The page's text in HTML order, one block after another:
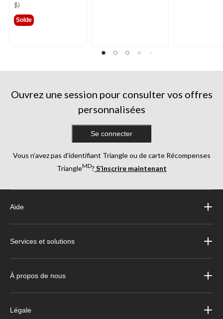
$)
Solde
Ouvrez une session pour consulter vos offres
personnalisées
Se connecter
Vous n’avez pas d’identifiant Triangle ou de carte Récompenses
TriangleMD? S’inscrire maintenant
Aide
Services et solutions
À propos de nous
Légale